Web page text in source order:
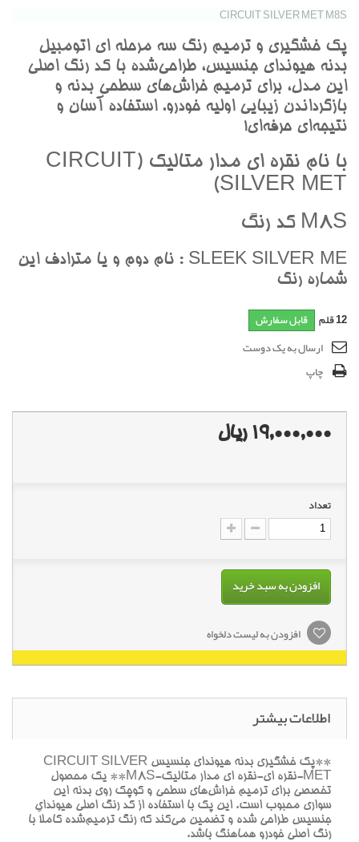
CIRCUIT SILVER MET M8S
پک خشگيري و ترميم رنگ سه مرحله اي اتومبيل
بدنه هيونداي جنسيس، طراحي‌شده با کد رنگ اصلي
اين مدل، براي ترميم خراش‌هاي سطحي بدنه و
بازگرداندن زيبايي اوليه خودرو. استفاده آسان و
نتيجه‌اي حرفه‌اي!
با نام نقره اي مدار متاليک (CIRCUIT
SILVER MET)
M8S کد رنگ
SLEEK SILVER ME : نام دوم و يا مترادف اين
شماره رنگ
12قلم قابل سفارش
ارسال به یک دوست
چاپ
19,000,000 ریال
تعداد
افزودن به سبد خرید
افزودن به لیست دلخواه
اطلاعات بیشتر
**پک خشگيري بدنه هيونداي جنسيس CIRCUIT SILVER
MET-نقره اي-نقره اي مدار متاليک-M8S** يک محصول
تخصصي براي ترميم خراش‌هاي سطحي و کوچک روي بدنه اين
سواري محبوب است. اين پک با استفاده از کد رنگ اصلي هيونداي
جنسيس طراحي شده و تضمين مي‌کند که رنگ ترميم‌شده کاملاً با
رنگ اصلي خودرو هماهنگ باشد.